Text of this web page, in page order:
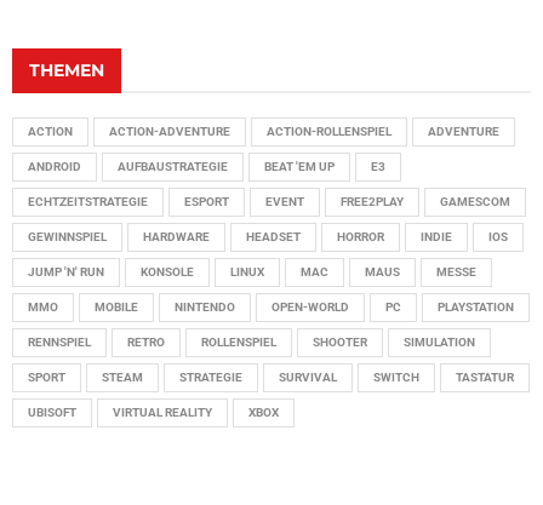
THEMEN
ACTION ACTION-ADVENTURE ACTION-ROLLENSPIEL ADVENTURE
ANDROID AUFBAUSTRATEGIE BEAT 'EM UP E3
ECHTZEITSTRATEGIE ESPORT EVENT FREE2PLAY GAMESCOM
GEWINNSPIEL HARDWARE HEADSET HORROR INDIE IOS
JUMP 'N' RUN KONSOLE LINUX MAC MAUS MESSE
MMO MOBILE NINTENDO OPEN-WORLD PC PLAYSTATION
RENNSPIEL RETRO ROLLENSPIEL SHOOTER SIMULATION
SPORT STEAM STRATEGIE SURVIVAL SWITCH TASTATUR
UBISOFT VIRTUAL REALITY XBOX